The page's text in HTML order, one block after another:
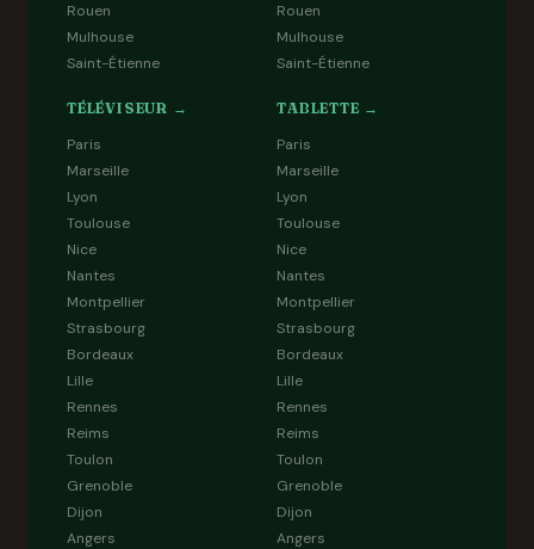
Rouen
Mulhouse
Saint-Étienne
Rouen
Mulhouse
Saint-Étienne
TÉLÉVISEUR →
Paris
Marseille
Lyon
Toulouse
Nice
Nantes
Montpellier
Strasbourg
Bordeaux
Lille
Rennes
Reims
Toulon
Grenoble
Dijon
Angers
TABLETTE →
Paris
Marseille
Lyon
Toulouse
Nice
Nantes
Montpellier
Strasbourg
Bordeaux
Lille
Rennes
Reims
Toulon
Grenoble
Dijon
Angers